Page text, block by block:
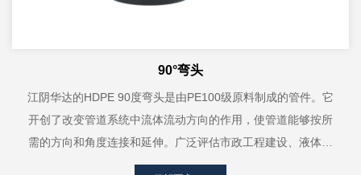
90°弯头
江阴华达的HDPE 90度弯头是由PE100级原料制成的管件。它
开创了改变管道系统中流体流动方向的作用，使管道能够按所
需的方向和角度连接和延伸。广泛评估市政工程建设、液体、
气体管道等需要直...